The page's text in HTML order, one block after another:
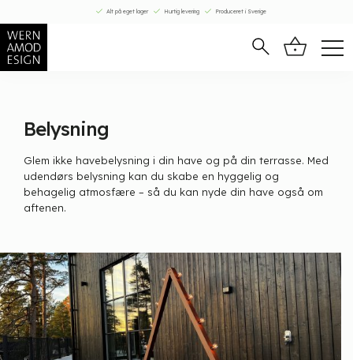
til
indhold
Alt på eget lager Hurtig levering Produceret i Sverige
Belysning
Glem ikke havebelysning i din have og på din terrasse. Med
udendørs belysning kan du skabe en hyggelig og
behagelig atmosfære – så du kan nyde din have også om
aftenen.